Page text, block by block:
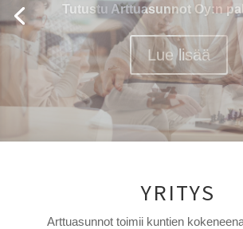
Löydät kaikki kohteemme
Tutustu
YRITYS
Arttuasunnot toimii kuntien